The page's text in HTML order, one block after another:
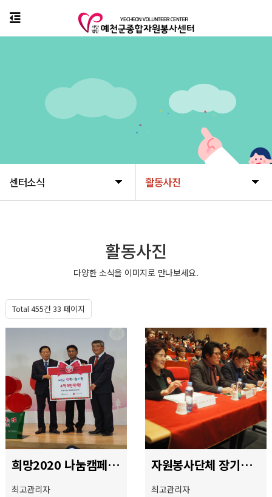
센터소식 활동사진
활동사진
다양한 소식을 이미지로 만나보세요.
Total 455건 33 페이지
희망2020 나눔캠페인 행사보조
최고관리자
자원봉사단체 장기자랑 경연대회
최고관리자